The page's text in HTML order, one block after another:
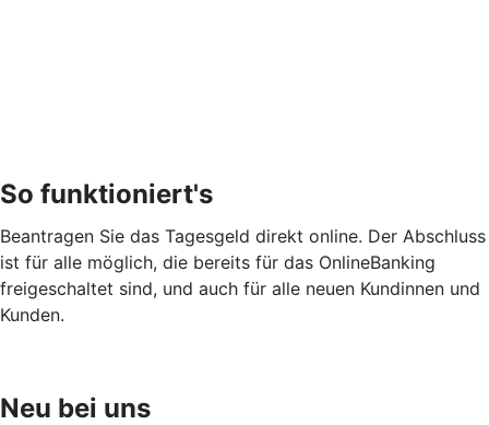
So funktioniert's
Beantragen Sie das Tagesgeld direkt online. Der Abschluss
ist für alle möglich, die bereits für das OnlineBanking
freigeschaltet sind, und auch für alle neuen Kundinnen und
Kunden.
Neu bei uns